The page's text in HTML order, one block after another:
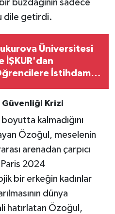
buzdağının sadece
dile getirdi.
Üniversitesi
İŞKUR'dan
İstihdam
Güvenliği Krizi
kalmadığını
Özoğul, meselenin
arenadan çarpıcı
2024
bir erkeğin kadınlar
dünya
hatırlatan Özoğul,